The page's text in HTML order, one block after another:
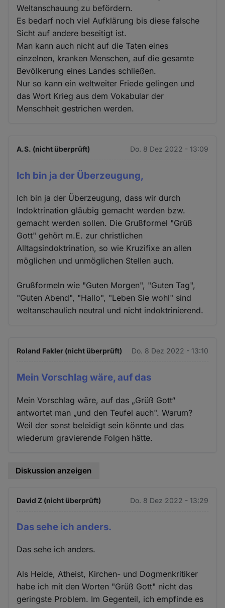
Weltanschauung zu befördern.
Es bedarf noch viel Aufklärung bis diese falsche
Sicht auf andere beseitigt ist.
Man kann auch nicht auf die Taten eines
einzelnen, kranken Menschen, auf die gesamte
Bevölkerung eines Landes schließen.
Nur so kann ein weltweiter Friede gelingen und
das Wort Krieg aus dem Vokabular der
Menschheit gestrichen werden.
A.S. (nicht überprüft) Do. 8 Dez 2022 - 13:09
Ich bin ja der Überzeugung,
Ich bin ja der Überzeugung, dass wir durch
Indoktrination gläubig gemacht werden bzw.
gemacht werden sollen. Die Grußformel "Grüß
Gott" gehört m.E. zur christlichen
Alltagsindoktrination, so wie Kruzifixe an allen
möglichen und unmöglichen Stellen auch.
Grußformeln wie "Guten Morgen", "Guten Tag",
"Guten Abend", "Hallo", "Leben Sie wohl" sind
weltanschaulich neutral und nicht indoktrinierend.
Roland Fakler (nicht überprüft) Do. 8 Dez 2022 - 13:10
Mein Vorschlag wäre, auf das
Mein Vorschlag wäre, auf das „Grüß Gott“
antwortet man „und den Teufel auch". Warum?
Weil der sonst beleidigt sein könnte und das
wiederum gravierende Folgen hätte.
Diskussion anzeigen
David Z (nicht überprüft) Do. 8 Dez 2022 - 13:29
Das sehe ich anders.
Das sehe ich anders.
Als Heide, Atheist, Kirchen- und Dogmenkritiker
habe ich mit den Worten "Grüß Gott" nicht das
geringste Problem. Im Gegenteil, ich empfinde es